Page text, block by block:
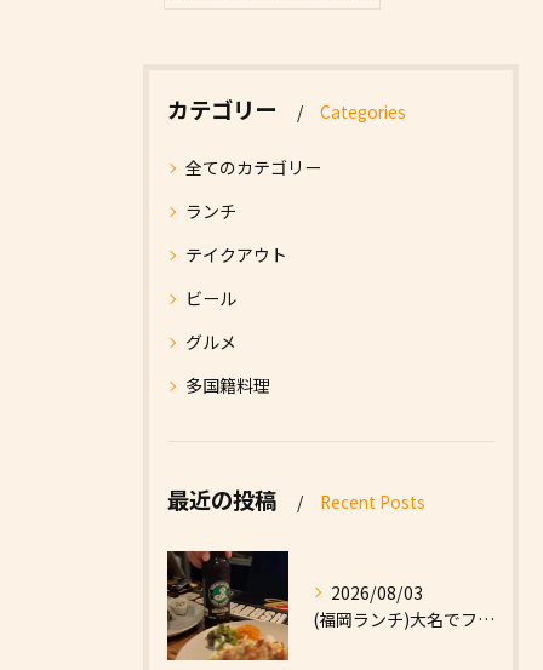
カテゴリー Categories
全てのカテゴリー
ランチ
テイクアウト
ビール
グルメ
多国籍料理
最近の投稿 Recent Posts
2026/08/03
(福岡ランチ)大名でファーストフードなら|High Five...